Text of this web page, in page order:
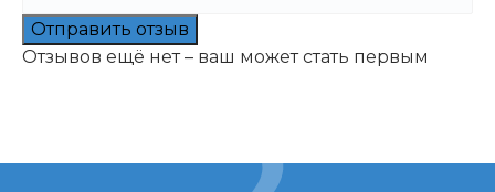
Отправить отзыв
Отзывов ещё нет – ваш может стать первым